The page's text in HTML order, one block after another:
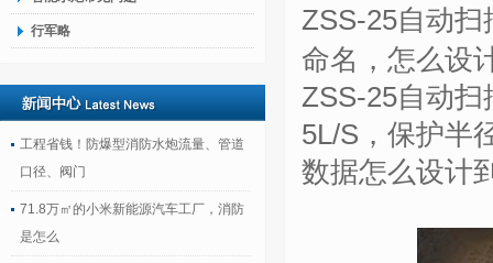
行军略
工程省钱！防爆型消防水炮流量、管道
口径、阀门
71.8万㎡的小米新能源汽车工厂，消防
是怎么
ZSS-25自动
命名，怎么设
ZSS-25自动
5L/S，保护半
数据怎么设计